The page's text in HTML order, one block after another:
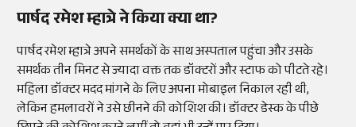
पार्षद रमेश म्हात्रे ने किया क्या था?
पार्षद रमेश म्हात्रे अपने समर्थकों के साथ अस्पताल पहुंचा और उसके
समर्थक तीन मिनट से ज्यादा वक्त तक डॉक्टरों और स्टाफ को पीटते रहे।
महिला डॉक्टर मदद मांगने के लिए अपना मोबाइल निकाल रही थी,
लेकिन हमलावरों ने उसे छीनने की कोशिश की। डॉक्टर डेस्क के पीछे